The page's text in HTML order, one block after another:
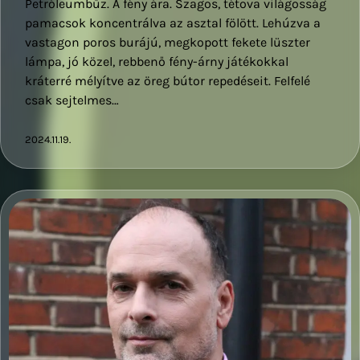
Petróleumbűz. A fény ára. Szagos, tétova világosság
pamacsok koncentrálva az asztal fölött. Lehúzva a
vastagon poros burájú, megkopott fekete lüszter
lámpa, jó közel, rebbenő fény-árny játékokkal
kráterré mélyítve az öreg bútor repedéseit. Felfelé
csak sejtelmes…
2024.11.19.